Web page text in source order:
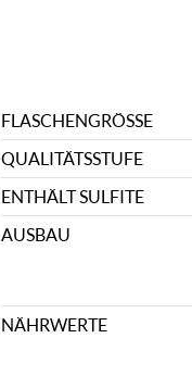
FLASCHENGRÖSSE
QUALITÄTSSTUFE
ENTHÄLT SULFITE
AUSBAU
NÄHRWERTE